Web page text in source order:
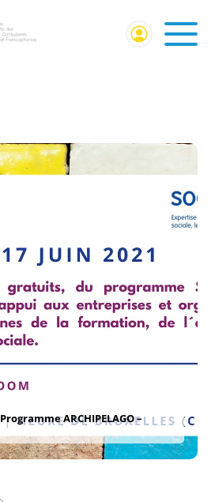
Programme ARCHIPELAGO –